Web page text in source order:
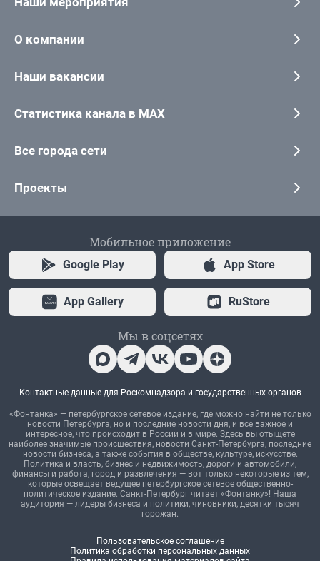
О компании
Наши вакансии
Статистика канала в MAX
Все города сети
Проекты
Мобильное приложение
Google Play App Store
App Gallery RuStore
Мы в соцсетях
Контактные данные для Роскомнадзора и государственных органов
«Фонтанка» — петербургское сетевое издание, где можно найти не только
новости Петербурга, но и последние новости дня, и все важное и
интересное, что происходит в России и в мире. Здесь вы отыщете
наиболее значимые происшествия, новости Санкт-Петербурга, последние
новости бизнеса, а также события в обществе, культуре, искусстве.
Политика и власть, бизнес и недвижимость, дороги и автомобили,
финансы и работа, город и развлечения — вот только некоторые из тем,
которые освещает ведущее петербургское сетевое общественно-
политическое издание. Санкт-Петербург читает «Фонтанку»! Наша
аудитория — лидеры бизнеса и политики, чиновники, десятки тысяч
горожан.
Пользовательское соглашение
Политика обработки персональных данных